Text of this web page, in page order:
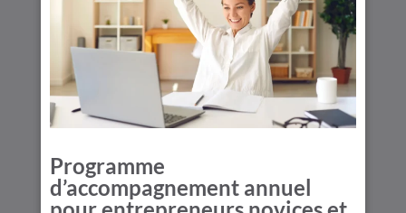
Programme
d’accompagnement annuel